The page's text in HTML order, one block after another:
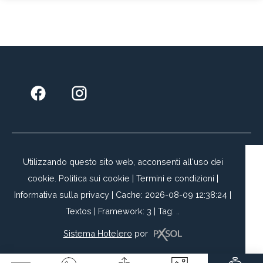
3 cuotas sin interés con tarjetas Visa y Mastercard
Utilizzando questo sito web, acconsenti all'uso dei
cookie. Politica sui cookie | Termini e condizioni |
Informativa sulla privacy | Cache: 2026-08-09 12:38:24 |
Textos | Framework: 3 | Tag:
Sistema Hotelero por